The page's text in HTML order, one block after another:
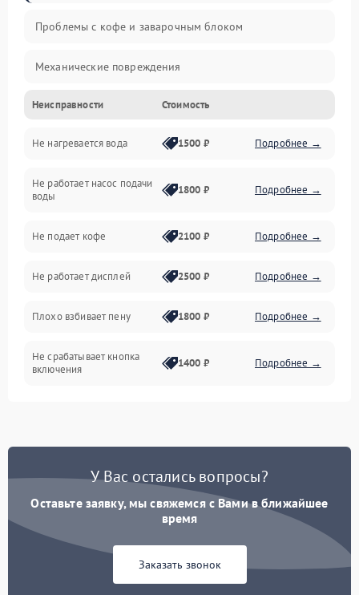
Проблемы с кофе и заварочным блоком
Механические повреждения
Прочие неисправности
Включение и работа
Проблемы с водой
Проблемы с капучинатором и паром
Управление и электроника
Программное обеспечение
Неисправности Стоимость
Не нагревается вода 1500 ₽ Подробнее →
Не работает насос подачи
воды
1800 ₽ Подробнее →
Не подает кофе 2100 ₽ Подробнее →
Не работает дисплей 2500 ₽ Подробнее →
Плохо взбивает пену 1800 ₽ Подробнее →
Не срабатывает кнопка
включения
1400 ₽ Подробнее →
Постоянные сбои в работе 1500 ₽ Подробнее →
У Вас остались вопросы?
Оставьте заявку, мы свяжемся с Вами в ближайшее
время
Заказать звонок